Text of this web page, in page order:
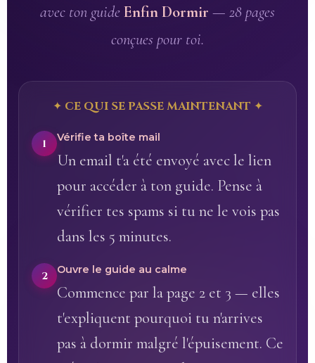
avec ton guideEnfin Dormir — 28 pages
conçues pour toi.
✦ CE QUI SE PASSE MAINTENANT ✦
1 Vérifie ta boîte mail
Un email t'a été envoyé avec le lien
pour accéder à ton guide. Pense à
vérifier tes spams si tu ne le vois pas
dans les 5 minutes.
2 Ouvre le guide au calme
Commence par la page 2 et 3 — elles
t'expliquent pourquoi tu n'arrives
pas à dormir malgré l'épuisement. Ce